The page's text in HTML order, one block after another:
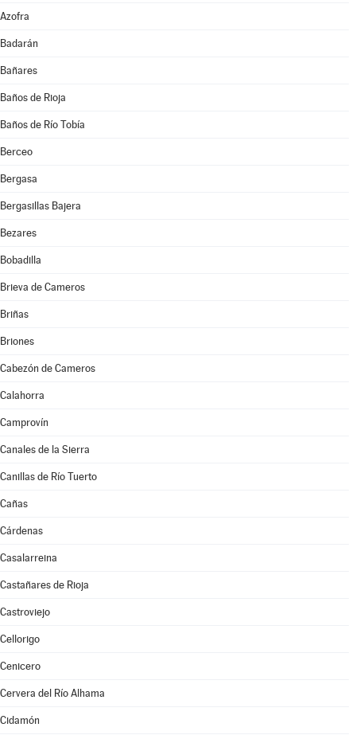
Azofra
Badarán
Bañares
Baños de Rioja
Baños de Río Tobía
Berceo
Bergasa
Bergasillas Bajera
Bezares
Bobadilla
Brieva de Cameros
Briñas
Briones
Cabezón de Cameros
Calahorra
Camprovín
Canales de la Sierra
Canillas de Río Tuerto
Cañas
Cárdenas
Casalarreina
Castañares de Rioja
Castroviejo
Cellorigo
Cenicero
Cervera del Río Alhama
Cidamón